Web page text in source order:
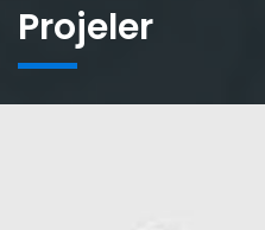
Projeler